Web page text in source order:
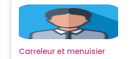
Carreleur et menuisier